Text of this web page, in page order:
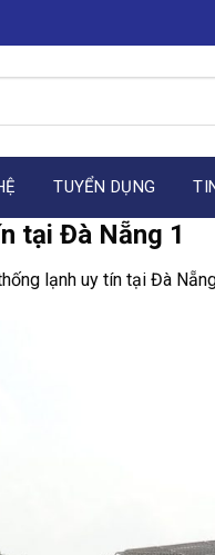
TUYỂN DỤNG
tại Đà Nẵng 1
lạnh uy tín tại Đà